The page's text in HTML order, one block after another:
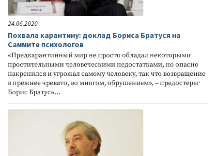
24.06.2020
Похвала карантину: доклад Бориса Братуся на
Саммите психологов
«Предкарантинный мир не просто обладал некоторыми
простительными человеческими недостатками, но опасно
накренился и угрожал самому человеку, так что возвращение
в прежнее чревато, во многом, обрушением», – предостерег
Борис Братусь…